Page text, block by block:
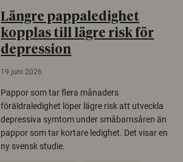
Längre pappaledighet
kopplas till lägre risk för
depression
19 juni 2026
Pappor som tar flera månaders
föräldraledighet löper lägre risk att utveckla
depressiva symtom under småbarnsåren än
pappor som tar kortare ledighet. Det visar en
ny svensk studie.